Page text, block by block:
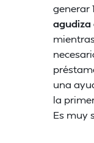
generar
agudiza
una
la
Es muy